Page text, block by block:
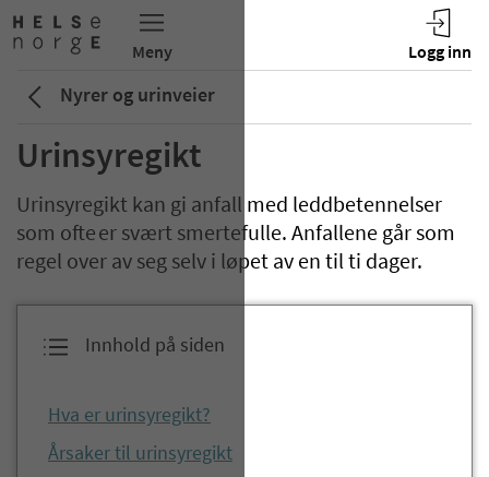
Nyrer og urinveier
Urinsyregikt
Urinsyregikt kan gi anfall med leddbetennelser
som ofte er svært smertefulle. Anfallene går som
regel over av seg selv i løpet av en til ti dager.
Innhold på siden
Hva er urinsyregikt?
Årsaker til urinsyregikt